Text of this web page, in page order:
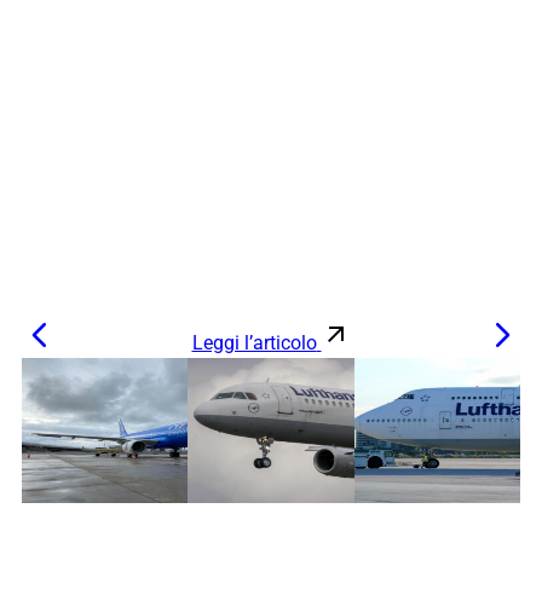
Leggi l’articolo